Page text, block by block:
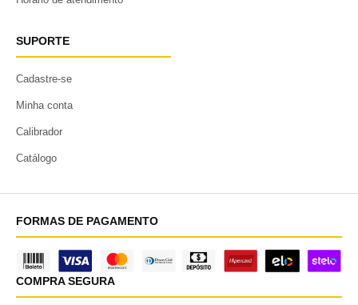
SUPORTE
Cadastre-se
Minha conta
Calibrador
Catálogo
FORMAS DE PAGAMENTO
COMPRA SEGURA